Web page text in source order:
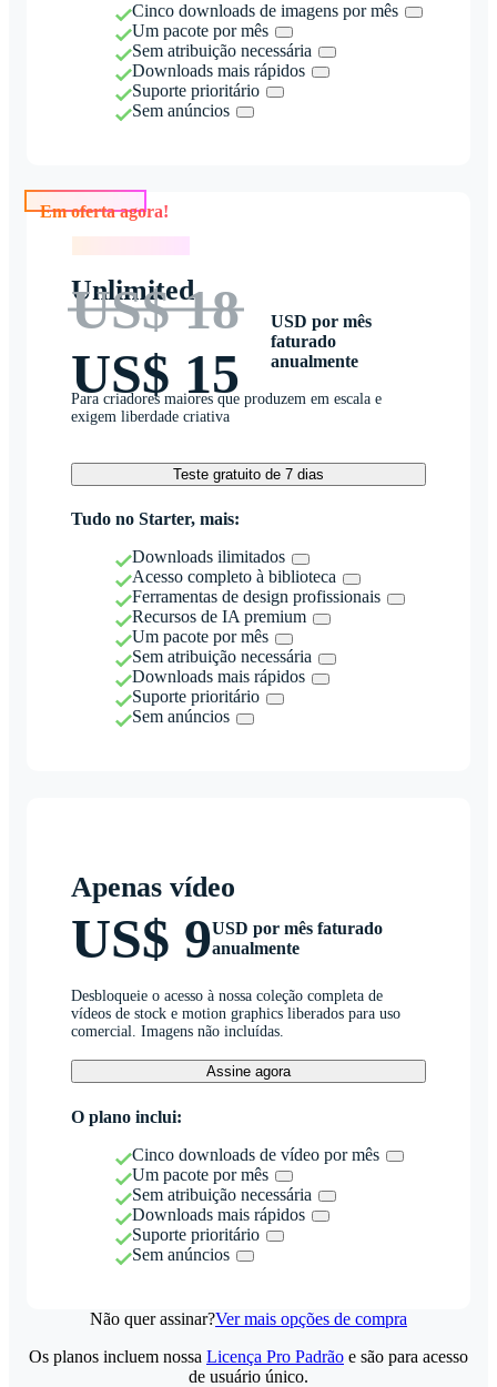
Cinco downloads de imagens por mês
Um pacote por mês
Sem atribuição necessária
Downloads mais rápidos
Suporte prioritário
Sem anúncios
Unlimited
US$ 18
US$ 15
USD por mês
faturado
anualmente
Para criadores maiores que produzem em escala e
exigem liberdade criativa
Teste gratuito de 7 dias
Tudo no Starter, mais:
Downloads ilimitados
Acesso completo à biblioteca
Ferramentas de design profissionais
Recursos de IA premium
Um pacote por mês
Sem atribuição necessária
Downloads mais rápidos
Suporte prioritário
Sem anúncios
Apenas vídeo
US$ 9USD por mês faturado
anualmente
Desbloqueie o acesso à nossa coleção completa de
vídeos de stock e motion graphics liberados para uso
comercial. Imagens não incluídas.
Assine agora
O plano inclui:
Cinco downloads de vídeo por mês
Um pacote por mês
Sem atribuição necessária
Downloads mais rápidos
Suporte prioritário
Sem anúncios
Não quer assinar?Ver mais opções de compra
Os planos incluem nossa Licença Pro Padrão e são para acesso
de usuário único.